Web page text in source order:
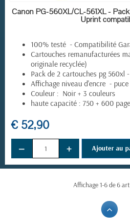
EN STOCK
Canon PG-560XL/CL-561XL -
Uprint
100% testé - Compatibilité
Cartouches remanufacturées
originale recyclée)
Pack de 2 cartouches pg 560xl
Affichage niveau d'encre -
Couleur : Noir + 3 couleurs
haute capacité : 750 + 600
€ 52,90
− + Ajouter au
Affichage 1-6 de 6